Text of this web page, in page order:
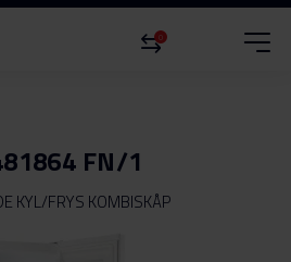
0
FN/1
KYL/FRYS KOMBISKÅP